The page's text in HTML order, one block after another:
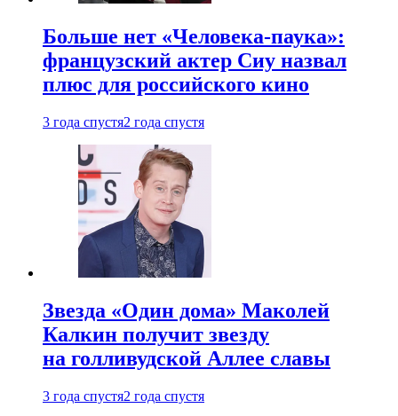
Больше нет «Человека-паука»:
французский актер Сиу назвал
плюс для российского кино
3 года спустя2 года спустя
Звезда «Один дома» Маколей
Калкин получит звезду
на голливудской Аллее славы
3 года спустя2 года спустя